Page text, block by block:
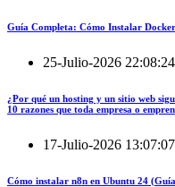
Guía Completa: Cómo Instalar
25-Julio-2026 22:08:24
¿Por qué un hosting y un sitio web
10 razones que toda empresa o
17-Julio-2026 13:07:07
Cómo instalar n8n en Ubuntu 24